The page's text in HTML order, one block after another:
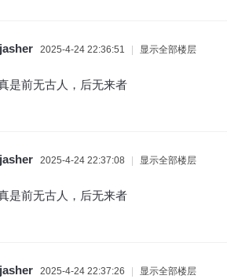
2025-4-24 22:36:51 显示全部楼层
是前无古人，后无来者
2025-4-24 22:37:08 显示全部楼层
是前无古人，后无来者
2025-4-24 22:37:26 显示全部楼层